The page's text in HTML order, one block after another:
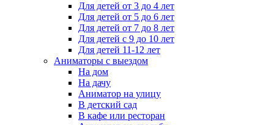
Для детей от 3 до 4 лет
Для детей от 5 до 6 лет
Для детей от 7 до 8 лет
Для детей с 9 до 10 лет
Для детей 11-12 лет
Аниматоры с выездом
На дом
На дачу
Аниматор на улицу
В детский сад
В кафе или ресторан